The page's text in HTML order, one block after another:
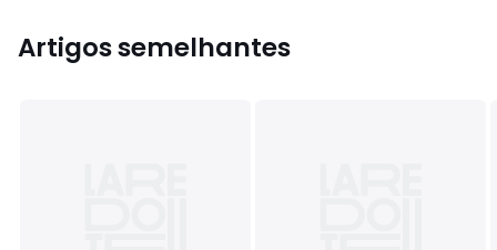
Artigos semelhantes